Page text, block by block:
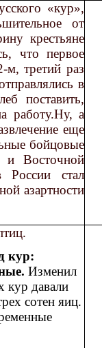
«кур»,
от
крестьяне
что первое
м, третий раз
в
поставить,
работу.Ну, а
еще
бойцовые
и Восточной
стал
азартности
кур:
Изменил
кур давали
сотен яиц.